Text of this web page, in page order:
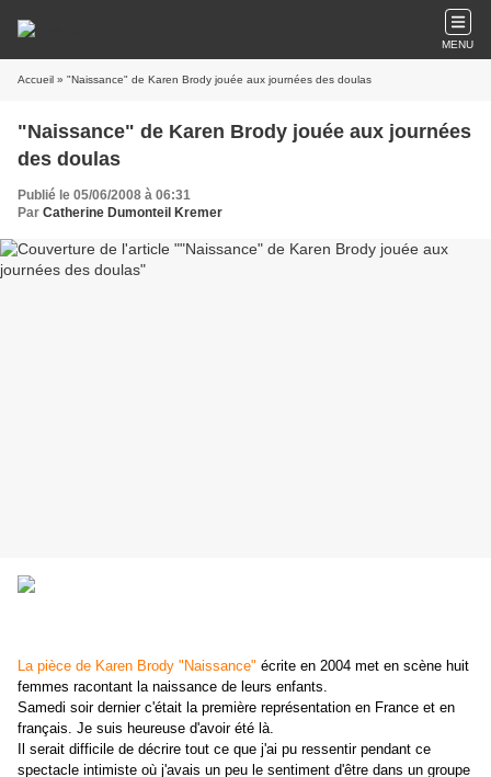
MENU
Accueil » "Naissance" de Karen Brody jouée aux journées des doulas
"Naissance" de Karen Brody jouée aux journées
des doulas
Publié le 05/06/2008 à 06:31
Par Catherine Dumonteil Kremer
La pièce de Karen Brody "Naissance" écrite en 2004 met en scène huit
femmes racontant la naissance de leurs enfants.
Samedi soir dernier c'était la première représentation en France et en
français. Je suis heureuse d'avoir été là.
Il serait difficile de décrire tout ce que j'ai pu ressentir pendant ce
spectacle intimiste où j'avais un peu le sentiment d'être dans un groupe